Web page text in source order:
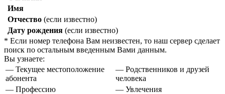
Имя
Отчество (если известно)
Дату рождения (если известно)
* Если номер телефона Вам неизвестен, то наш сервер сделает
поиск по остальным введенным Вами данным.
Вы узнаете:
— Текущее местоположение
абонента
— Родственников и друзей
человека
— Профессию
— Увлечения